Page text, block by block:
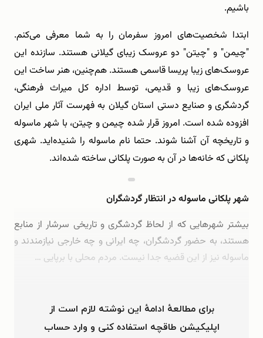
باشیم.
ابتدا شخصیت‌های امروز سفرمان را به شما معرفی می‌کنم.
"چیمن" و "چیتن" دو عروسک زیبای گیلانی هستند‌. سازنده این‌
عروسک‌های زیبا پریسا قاسمی هستند. هم‌چنین، هنر ساخت این
عروسک‌های زیبا و قدیمی، توسط اداره کل میراث فرهنگی،
گردشگری و صنایع دستی استان گیلان به فهرست آثار ملی ایران
افزوده شده است‌. امروز قرار شده چیمن و چیتن، با شهر ماسوله
و تاریخچه آن آشنا شوند. حتما نام ماسوله را شنیده‌اید. شهری
پلکانی که خانه‌ها در آن به صورت پلکانی ساخته شده‌اند.
شهر پلکانی ماسوله در انتظار گردشگران
بیشتر‌ شهرهایی که از لحاظ گردشگری و تاریخی سرشار از منابع
هستند، به حضور گردشگران، چه ایرانی و چه خارجی نیازمندند و
ماسوله نیز از این قضیه جدا نیست. مردم محلی با برپایی …
برای مطالعهٔ ادامهٔ این نوشته لازم است از
اپلیکیشن طاقچه استفاده کنی و وارد حساب